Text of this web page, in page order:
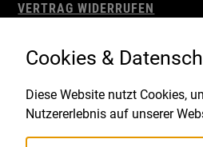
VERTRAG WIDERRUFEN
WIDERRUFSBELEHRUNG
IMPRESSUM
Gefördert durch:
Cookies &
Diese Website nutzt Cookies,
Nutzererlebnis auf unserer